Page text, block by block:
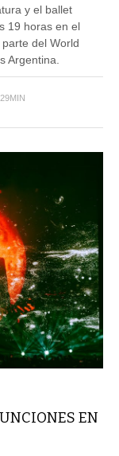
y el ballet
19 horas en el
del World
Argentina.
EN